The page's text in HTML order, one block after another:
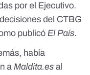
por el Ejecutivo.
del CTBG
publicó El País.
había
a Maldita.es al